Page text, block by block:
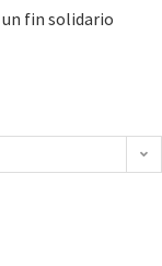
fin solidario